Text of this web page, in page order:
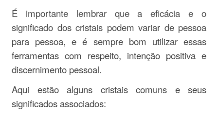
É importante lembrar que a eficácia e o
significado dos cristais podem variar de pessoa
para pessoa, e é sempre bom utilizar essas
ferramentas com respeito, intenção positiva e
discernimento pessoal.
Aqui estão alguns cristais comuns e seus
significados associados: